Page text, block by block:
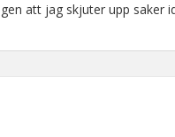
att jag skjuter upp saker